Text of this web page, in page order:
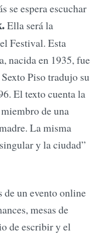
se espera escuchar
Ella será la
Festival. Esta
nacida en 1935, fue
Piso tradujo su
El texto cuenta la
de una
La misma
y la ciudad”
de un evento online
mesas de
de escribir y el